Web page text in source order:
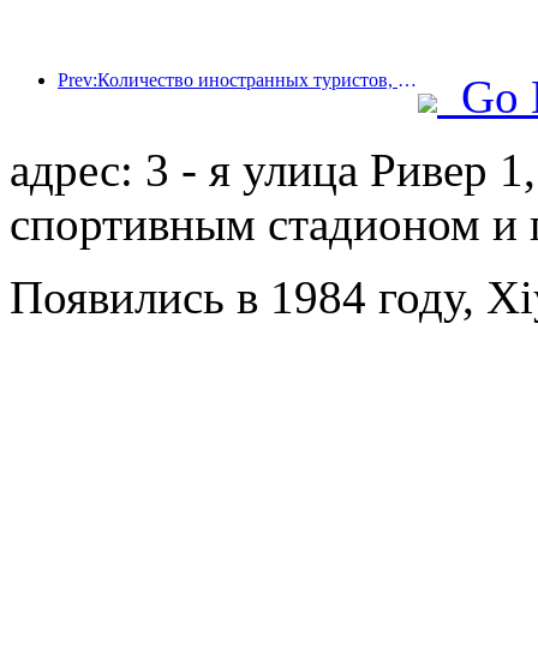
Prev:Количество иностранных туристов, принятых отелями Jinjiang Hotels (Китай), выросло более чем в 9 раз по сравнению с прошлым годом
Go
адрес: 3 - я улица Ривер
спортивным стадионом и
Появились в 1984 году,